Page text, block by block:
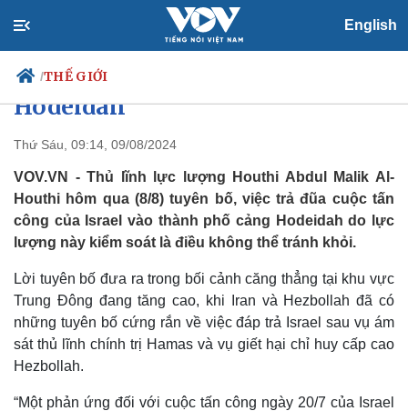
English
/THẾ GIỚI
Chính trị
Đảng
Tổ chức nhân sự
Nhận diện sự thật
Xã hội
Tin 24h
Dự báo thời tiết
Giáo dục
Dấu ấn VOV
Việc làm
Biển đảo
Houthi tuyên bố sẽ trả đũa cuộc
tấn công của Israel vào
Hodeidah
Thứ Sáu, 09:14, 09/08/2024
VOV.VN - Thủ lĩnh lực lượng Houthi Abdul Malik Al-
Houthi hôm qua (8/8) tuyên bố, việc trả đũa cuộc tấn
công của Israel vào thành phố cảng Hodeidah do lực
lượng này kiểm soát là điều không thể tránh khỏi.
Lời tuyên bố đưa ra trong bối cảnh căng thẳng tại khu vực
Trung Đông đang tăng cao, khi Iran và Hezbollah đã có
những tuyên bố cứng rắn về việc đáp trả Israel sau vụ ám
sát thủ lĩnh chính trị Hamas và vụ giết hại chỉ huy cấp cao
Hezbollah.
“Một phản ứng đối với cuộc tấn công ngày 20/7 của Israel